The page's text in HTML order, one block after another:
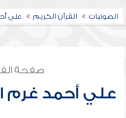
الصوتيات القرآن الكريم علي
صفحة
علي أحمد غرم